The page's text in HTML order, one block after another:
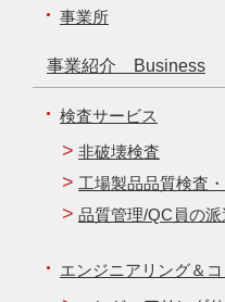
事業所
事業紹介 Business
検査サービス
非破壊検査
工場製品品質検査
品質管理/QC員の派
エンジニアリング＆